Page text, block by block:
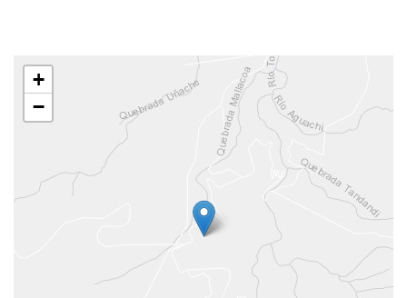
+
−